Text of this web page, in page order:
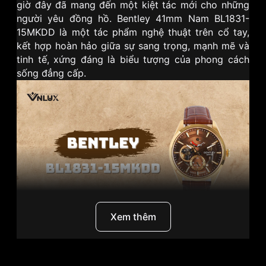
giờ đây đã mang đến một kiệt tác mới cho những
người yêu đồng hồ. Bentley 41mm Nam BL1831-
15MKDD là một tác phẩm nghệ thuật trên cổ tay,
kết hợp hoàn hảo giữa sự sang trọng, mạnh mẽ và
tinh tế, xứng đáng là biểu tượng của phong cách
sống đẳng cấp.
Xem thêm